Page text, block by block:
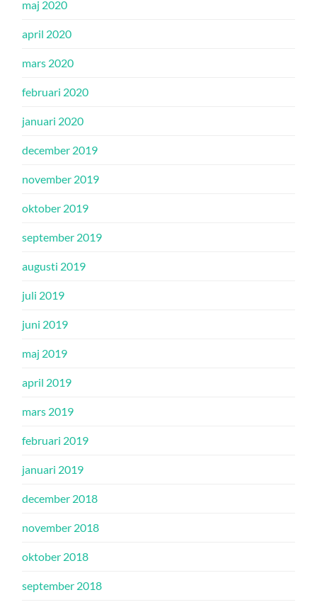
maj 2020
april 2020
mars 2020
februari 2020
januari 2020
december 2019
november 2019
oktober 2019
september 2019
augusti 2019
juli 2019
juni 2019
maj 2019
april 2019
mars 2019
februari 2019
januari 2019
december 2018
november 2018
oktober 2018
september 2018